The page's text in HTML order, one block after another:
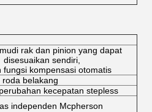
rak dan pinion yang dapat
disesuaikan sendiri,
fungsi kompensasi otomatis
belakang
kecepatan stepless
independen Mcpherson